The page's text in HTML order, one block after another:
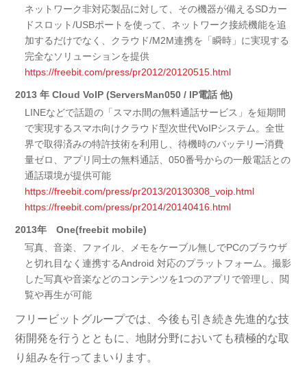
ネットワーク非対応製品に対して、その機器が備えるSDカー
ドスロット/USBポートを使って、ネットワーク接続機能を追
加するだけでなく、クラウド/M2M連携を「瞬時」に実現する
完全なソリューションを提供
https://freebit.com/press/pr2012/20120515.html
2013 年 Cloud VoIP (ServersMan050 / IP電話 他)
LINEなどで話題の「スマホ間の無料通話サービス」を短期間
で実現するスマホ向けクラウド型次世代VoIPシステム。全世
界で取得済みの特許技術を利用し、待機時のバッテリー消費
量ゼロ、アプリ同士の無料通話、050番号からの一般電話との
通話環境が提供可能
https://freebit.com/press/pr2013/20130308_voip.html
https://freebit.com/press/pr2014/20140416.html
2013年 One(freebit mobile)
写真、音楽、ファイル、メモをケーブル無しでPCのブラウザ
と切れ目なく連携するAndroid 対応のプラットフォーム。撮影
した写真や音楽などのコンテンツを1つのアプリで管理し、閲
覧や再生が可能
フリービットグループでは、今後も引き続き先進的な技
術開発を行うとともに、地財分野においても積極的な取
り組みを行ってまいります。